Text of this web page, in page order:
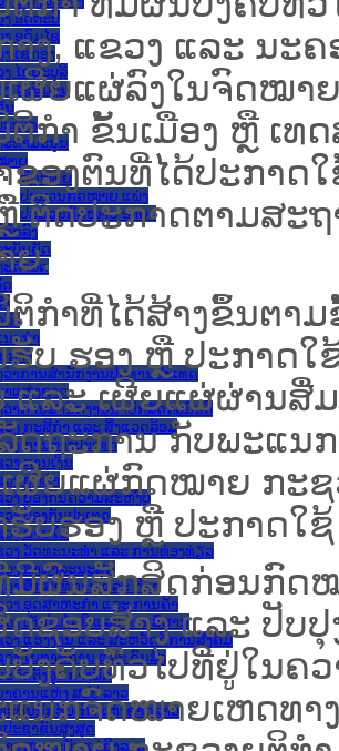
ອັດຕະປື
ອຸດົມໄຊ
ເຊກອງ
ໄຊຍະບູລີ
ງ ໄຊສົມບູນ
ນ
ເພດ
ະທໍາມະນູນ
າຍ
ກົດໝາຍ
ປະມວນກົດໝາຍ ແພ່ງ
ປະມວນກົດໝາຍ ອາຍາ
ກລົງ
ະບັນຍັດ
ະດໍາລັດ
ດ
ງ
ະນໍາ
ກາງ
າການສໍານັກງານປະທານປະເທດ
າແຫ່ງຊາດ
ວ່າການສຳນັກງານນາຍົກລັດຖະມົນຕີ
ວງ ກະສິກຳ ແລະ ສິ່ງແວດລ້ອມ
ງ ການຕ່າງປະເທດ
ງ ການເງິນ
ງ ຍຸຕິທໍາ
ງ ປ້ອງກັນຄວາມສະຫງົບ
ງ ປ້ອງກັນປະເທດ
ວງ ພາຍໃນ
ວງ ວັດທະນະທຳ ແລະ ການທ່ອງທ່ຽວ
ວງ ສາທາລະນະສຸກ
ງ ສຶກສາທິການ ແລະ ກິລາ
ວງ ອຸດສາຫະກຳ ແລະ ການຄ້າ
ງ ເຕັກໂນໂລຊີ ແລະ ການສື່ສານ
ງ ແຮງງານ ແລະ ສະຫວັດດີການສັງຄົມ
ງ ໂຍທາທິການ ແລະ ຂົນສົ່ງ
ຈັດຕັ້ງສູນກາງພັກ
ຄານແຫ່ງ ສປປ ລາວ
ະພັນນັກຮົບເກົ່າແຫ່ງຊາດລາວ
ປະຊາຊົນສູງສຸດ
າງ ສະຫະພັນແມ່ຍິງລາວ
າງ, ແຂວງ ແລະ ນ
ຜີຍແຜ່ລົງໃນຈົດໝາ
ກຳ ຂັ້ນເມືອງ ຫຼື ເທ
ຂອງຕົນທີ່ໄດ້ປະກາ
ຕິດປະກາດຕາມສະ
ຍ.
ກໍາທີ່ໄດ້ສ້າງຂຶ້ນຕາ
ບ ຮອງ ຫຼື ປະກາດໃ
ແລະ ເຜີຍແຜ່ຜ່ານສື່
ດຖະການ ກັບ​ພະແນ
ຜີຍແຜ່ກົດໝາຍ ກະ
ບຮອງ ຫຼື ປະກາດໃຊ້
ຜົນ​ສັກ​ສິດ​ກ່ອນ​ກົດ​ໝ
ຊອບ​ສ້າງ ແລະ ປັບ​
ງຄັບທົ່ວໄປທີ່ຢູ່ໃນຄ
ນກຈົດ​ໝາຍ​ເຫດ​ທາ